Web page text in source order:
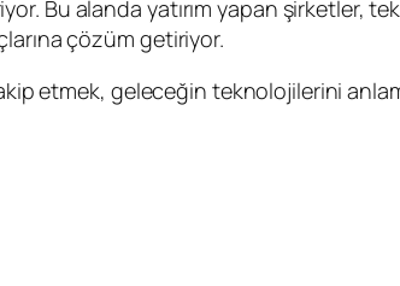
Bu alanda yatırım yapan şirketler,
çözüm getiriyor.
etmek, geleceğin teknolojilerini